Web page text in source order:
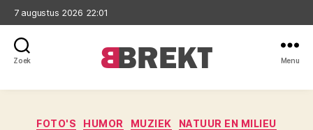
7 augustus 2026 22:01
Zoek Menu
Categorieën
FOTO'S HUMOR MUZIEK NATUUR EN MILIEU